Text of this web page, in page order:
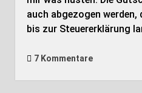
auch abgezogen werden,
bis zur Steuererklärung
7 Kommentare